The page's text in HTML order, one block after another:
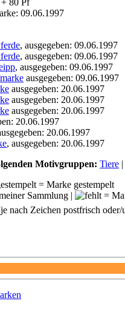
09.06.1997
, ausgegeben: 09.06.1997
, ausgegeben: 09.06.1997
, ausgegeben: 09.06.1997
ausgegeben: 09.06.1997
ausgegeben: 20.06.1997
ausgegeben: 20.06.1997
ausgegeben: 20.06.1997
20.06.1997
20.06.1997
, ausgegeben: 20.06.1997
Motivgruppen: Tiere |
= Marke gestempelt
Sammlung |
=
nach Zeichen postfrisch oder/